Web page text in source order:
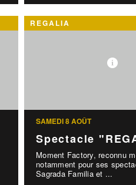
REGALIA
SAMEDI 8 AOÛT
Spectacle
Moment Factory, reconnu
notamment pour ses
Sagrada Familia et ...